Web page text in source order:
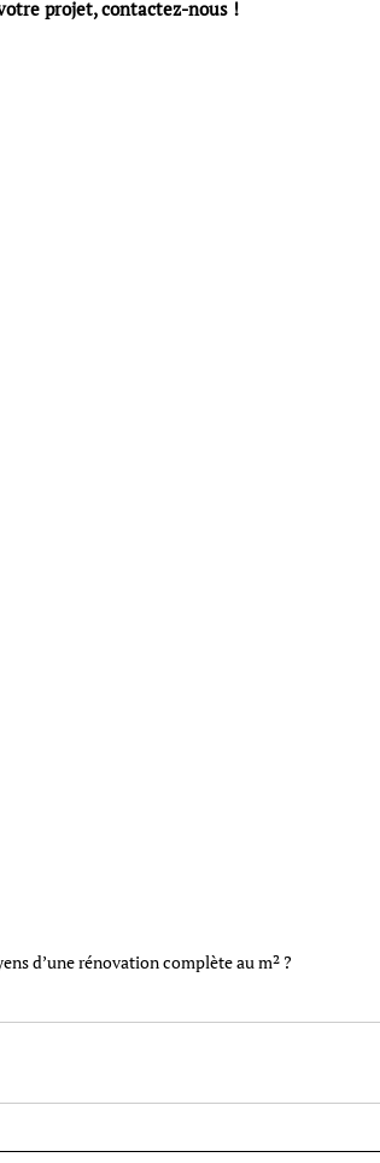
projet, contactez-nous !
d’une rénovation complète au m² ?